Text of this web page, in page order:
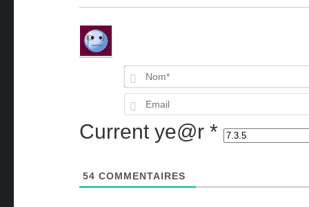
Current ye@r *
54 COMMENTAIRES